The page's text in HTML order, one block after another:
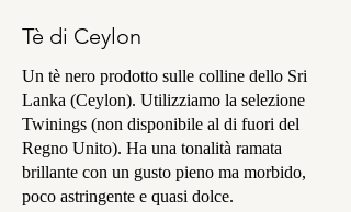
Tè di Ceylon
Un tè nero prodotto sulle colline dello Sri
Lanka (Ceylon). Utilizziamo la selezione
Twinings (non disponibile al di fuori del
Regno Unito). Ha una tonalità ramata
brillante con un gusto pieno ma morbido,
poco astringente e quasi dolce.